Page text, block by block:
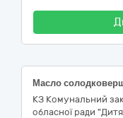
Масло
КЗ Комунальний
обласної ради